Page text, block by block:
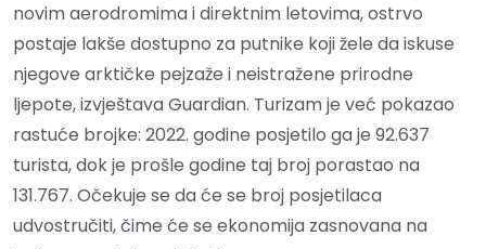
novim aerodromima i direktnim letovima, ostrvo
postaje lakše dostupno za putnike koji žele da iskuse
njegove arktičke pejzaže i neistražene prirodne
ljepote, izvještava Guardian. Turizam je već pokazao
rastuće brojke: 2022. godine posjetilo ga je 92.637
turista, dok je prošle godine taj broj porastao na
131.767. Očekuje se da će se broj posjetilaca
udvostručiti, čime će se ekonomija zasnovana na